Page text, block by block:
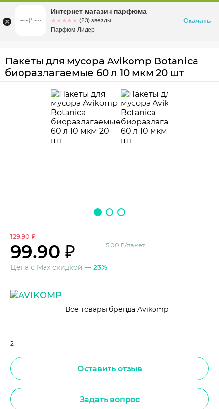
Омскул. Заозерная, 11, к. 1
Пакеты для мусора Avikomp Botanica
биоразлагаемые 60 л 10 мкм 20 шт
129.90 ₽
99.90 ₽ 5.00 ₽/пакет
Цена с Max скидкой — 23%
Все товары бренда Avikomp
2
Оставить отзыв
Задать вопрос
Интернет магазин парфюма
☆☆☆☆☆
★★★★★ (23) звезды
Парфюм-Лидер
Скачать